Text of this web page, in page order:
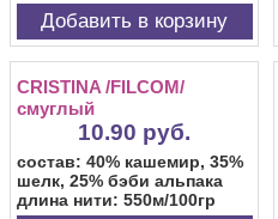
Добавить в корзину
CRISTINA /FILCOM/
смуглый
10.90 руб.
состав: 40% кашемир, 35%
шелк, 25% бэби альпака
длина нити: 550м/100гр